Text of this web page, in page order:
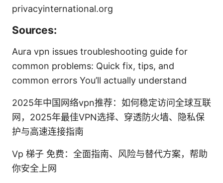
privacyinternational.org
Sources:
Aura vpn issues troubleshooting guide for
common problems: Quick fix, tips, and
common errors You’ll actually understand
2025年中国网络vpn推荐：如何稳定访问全球互联
网，2025年最佳VPN选择、穿透防火墙、隐私保
护与高速连接指南
Vp 梯子 免费：全面指南、风险与替代方案，帮助
你安全上网